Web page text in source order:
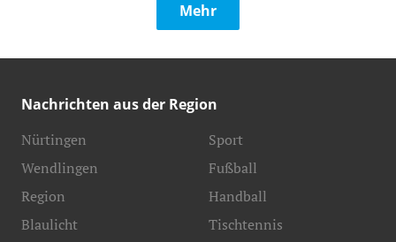
Mehr
Nachrichten aus der Region
Nürtingen
Wendlingen
Region
Blaulicht
Sport
Fußball
Handball
Tischtennis